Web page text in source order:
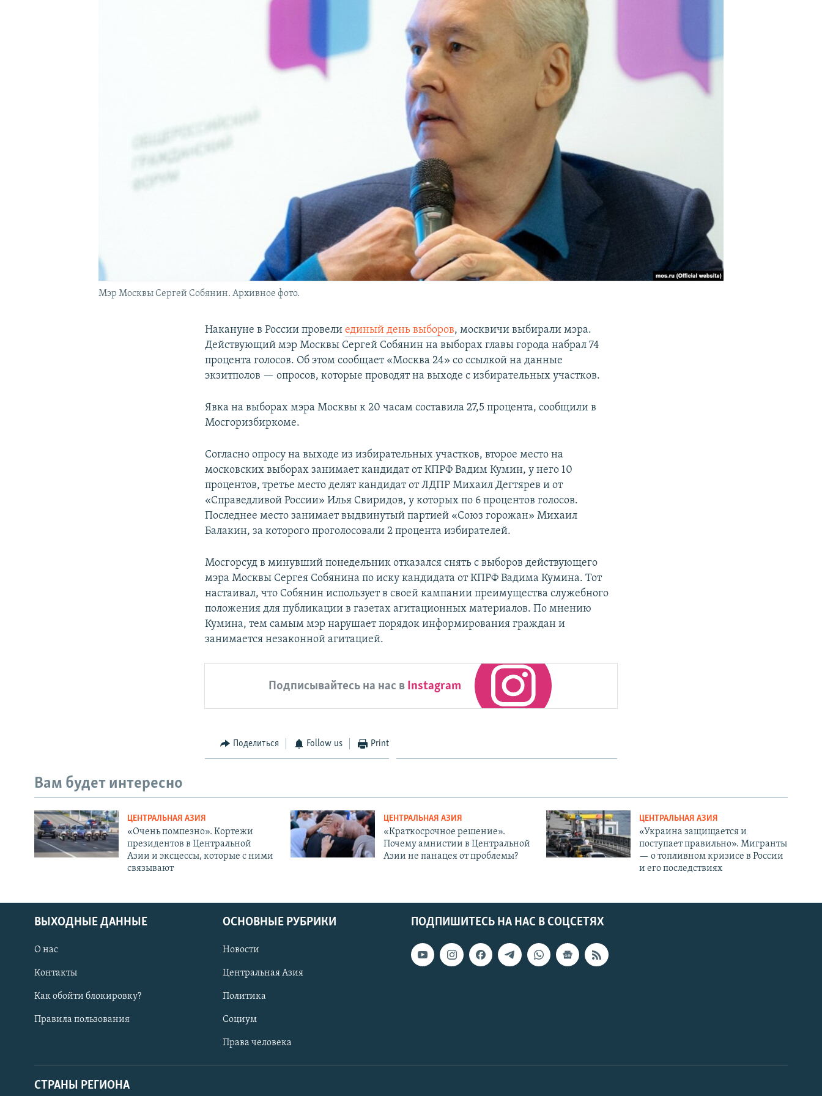
Мэр Москвы Сергей Собянин. Архивное фото.
Накануне в России провелиединый день выборов, москвичи выбирали мэра.
Действующий мэр Москвы Сергей Собянин на выборах главы города набрал 74
процента голосов. Об этом сообщает «Москва 24» со ссылкой на данные
экзитполов — опросов, которые проводят на выходе с избирательных участков.
Явка на выборах мэра Москвы к 20 часам составила 27,5 процента, сообщили в
Мосгоризбиркоме.
Согласно опросу на выходе из избирательных участков, второе место на
московских выборах занимает кандидат от КПРФ Вадим Кумин, у него 10
процентов, третье место делят кандидат от ЛДПР Михаил Дегтярев и от
«Справедливой России» Илья Свиридов, у которых по 6 процентов голосов.
Последнее место занимает выдвинутый партией «Союз горожан» Михаил
Балакин, за которого проголосовали 2 процента избирателей.
Мосгорсуд в минувший понедельник отказался снять с выборов действующего
мэра Москвы Сергея Собянина по иску кандидата от КПРФ Вадима Кумина. Тот
настаивал, что Собянин использует в своей кампании преимущества служебного
положения для публикации в газетах агитационных материалов. По мнению
Кумина, тем самым мэр нарушает порядок информирования граждан и
занимается незаконной агитацией.
Подписывайтесь на нас в Instagram
Поделиться Follow us Print
Вам будет интересно
ЦЕНТРАЛЬНАЯ АЗИЯ
«Очень помпезно». Кортежи
президентов в Центральной
Азии и эксцессы, которые с ними
связывают
ЦЕНТРАЛЬНАЯ АЗИЯ
«Краткосрочное решение».
Почему амнистии в Центральной
Азии не панацея от проблемы?
ЦЕНТРАЛЬНАЯ АЗИЯ
«Украина защищается и
поступает правильно». Мигранты
— о топливном кризисе в России
и его последствиях
ПОДПИШИТЕСЬ НА НАС В СОЦСЕТЯХ
ВЫХОДНЫЕ ДАННЫЕ
О нас
Контакты
Как обойти блокировку?
Правила пользования
ОСНОВНЫЕ РУБРИКИ
Новости
Центральная Азия
Политика
Социум
Права человека
СТРАНЫ РЕГИОНА